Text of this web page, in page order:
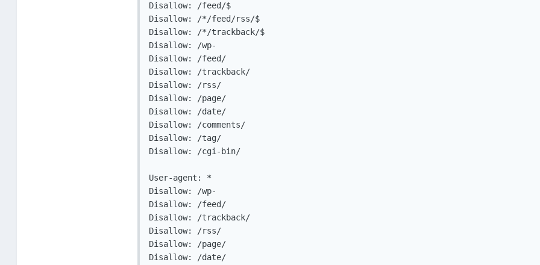
Disallow: /feed/$
Disallow: /*/feed/rss/$
Disallow: /*/trackback/$
Disallow: /wp-
Disallow: /feed/
Disallow: /trackback/
Disallow: /rss/
Disallow: /page/
Disallow: /date/
Disallow: /comments/
Disallow: /tag/
Disallow: /cgi-bin/
User-agent: *
Disallow: /wp-
Disallow: /feed/
Disallow: /trackback/
Disallow: /rss/
Disallow: /page/
Disallow: /date/